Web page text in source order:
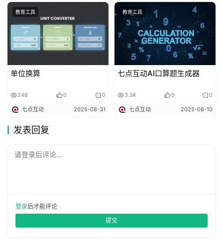
教育工具
单位换算
248 0 0
七点互动 2025-08-31
教育工具
七点互动AI口算题生成器
3.3K 0 0
七点互动 2025-08-10
发表回复
请登录后评论...
登录后才能评论
提交